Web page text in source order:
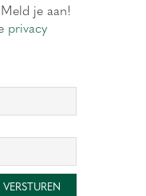
je aan!
privacy